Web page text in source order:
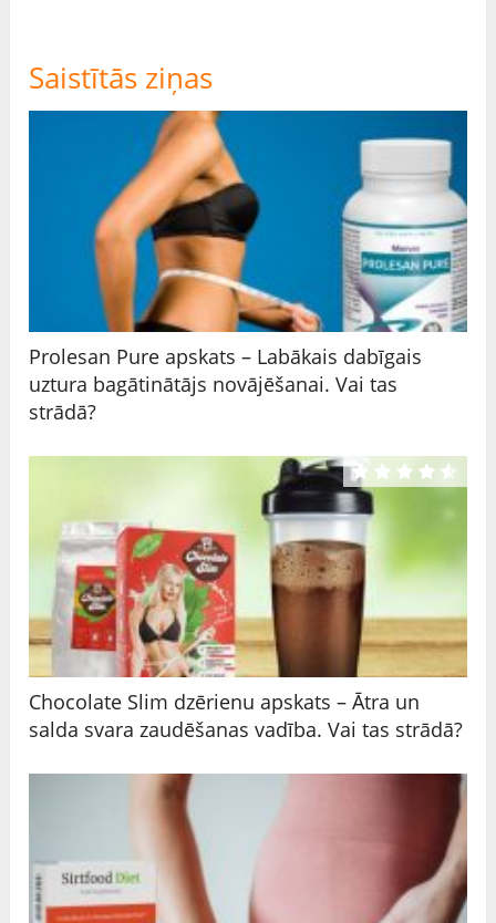
Saistītās ziņas
Prolesan Pure apskats – Labākais dabīgais
uztura bagātinātājs novājēšanai. Vai tas
strādā?
Chocolate Slim dzērienu apskats – Ātra un
salda svara zaudēšanas vadība. Vai tas strādā?